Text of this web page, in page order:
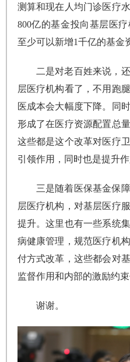
测算和现在人均门诊医疗
800亿的基金投向基层医
至少可以新增1千亿的基金
二是对老百姓来说，
层医疗机构看了，不用跑
医成本会大幅度下降。同
形成了在医疗资源配置总
这些都是这个改革对医疗
引领作用，同时也是提升作
三是随着医保基金保
层医疗机构，对基层医疗
提升。这里也有一些系统
病健康管理，规范医疗机
付方式改革，这些都会对
监督作用和内部的激励约束
谢谢。